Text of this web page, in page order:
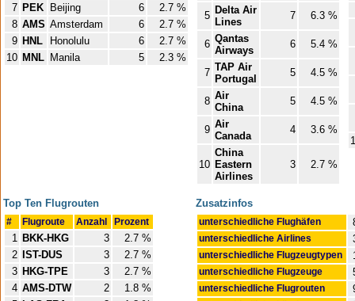
7 PEK Beijing 6
2.7 %
8 AMS Amsterdam 6
2.7 %
9 HNL Honolulu 6
2.7 %
10 MNL Manila 5 2.3 %
5 Delta Air
Lines
7 6.3 %
6 Qantas
Airways
6 5.4 %
7 TAP Air
Portugal
5 4.5 %
8 Air
China
5 4.5 %
9 Air
Canada
4 3.6 %
10
China
Eastern
Airlines
3 2.7 %
Top Ten Flugrouten
# Flugroute Anzahl Prozent
1 BKK-HKG 3
2.7 %
2
IST-DUS 3
2.7 %
3 HKG-TPE 3
2.7 %
4 AMS-DTW 2
1.8 %
Zusatzinfos
unterschiedliche Flughäfen
unterschiedliche Airlines
unterschiedliche Flugzeugtypen
unterschiedliche Flugzeuge
unterschiedliche Flugrouten